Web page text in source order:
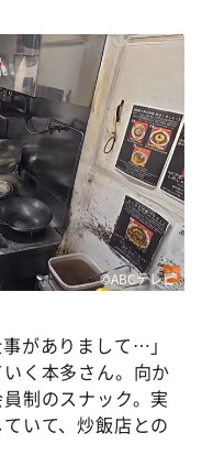
©ABCテレビ
がありまして…」
く本多さん。向か
制のスナック。実
いて、炒飯店との